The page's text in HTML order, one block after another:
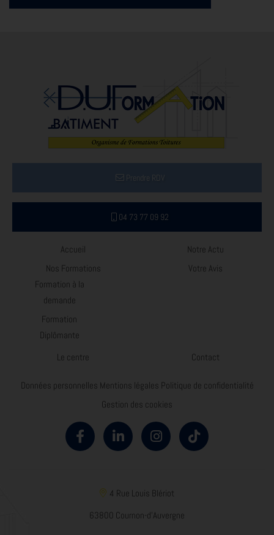
Prendre RDV
04 73 77 09 92
Accueil
Nos Formations
Formation à la
demande
Formation
Diplômante
Le centre
Notre Actu
Votre Avis
Contact
Données personnelles Mentions légales Politique de confidentialité
Gestion des cookies
4 Rue Louis Blériot
63800 Cournon-d'Auvergne